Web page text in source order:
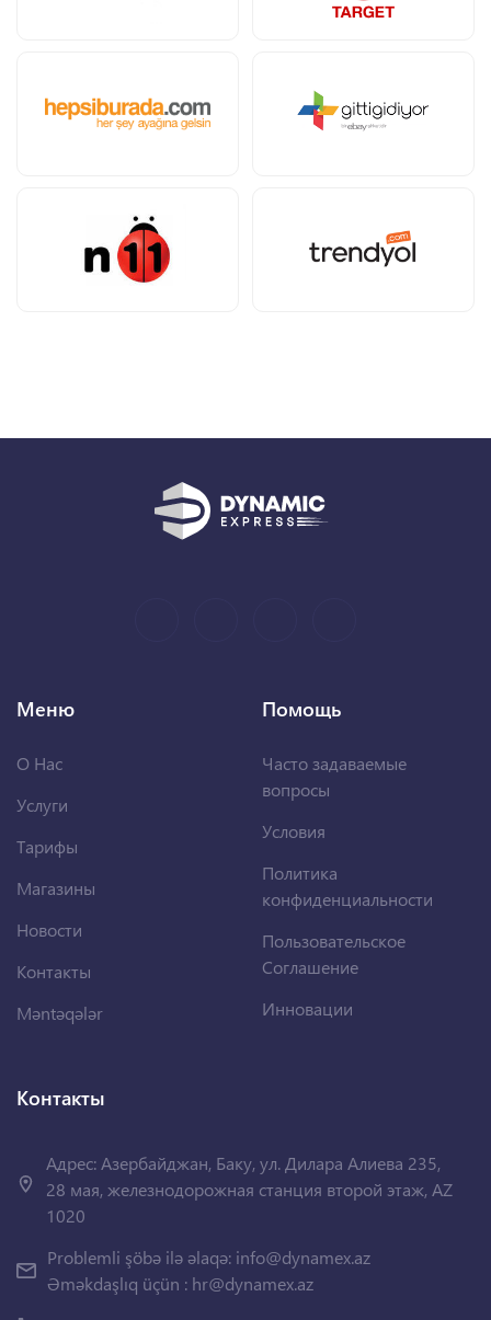
Меню
О Нас
Услуги
Тарифы
Магазины
Новости
Контакты
Məntəqələr
Помощь
Часто задаваемые
вопросы
Условия
Политика
конфиденциальности
Пользовательское
Соглашение
Инновации
Контакты
Адрес: Азербайджан, Баку, ул. Дилара Алиева 235,
28 мая, железнодорожная станция второй этаж, AZ
1020
Problemli şöbə ilə əlaqə: info@dynamex.az
Əməkdaşlıq üçün : hr@dynamex.az